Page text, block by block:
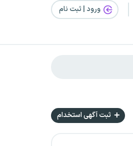
ورود | ثبت‌ نام
ثبت آگهی استخدام